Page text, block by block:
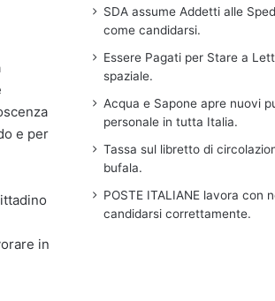
e per
in
SDA assume Addetti alle
come candidarsi.
Essere Pagati per Stare a
spaziale.
Acqua e Sapone apre nuovi
personale in tutta Italia.
Tassa sul libretto di
bufala.
POSTE ITALIANE lavora con
candidarsi correttamente.